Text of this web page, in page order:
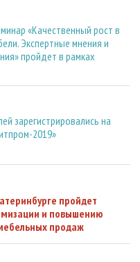
«Качественный рост в
Экспертные мнения и
пройдет в рамках
зарегистрировались на
2019»
пройдет
и повышению
продаж